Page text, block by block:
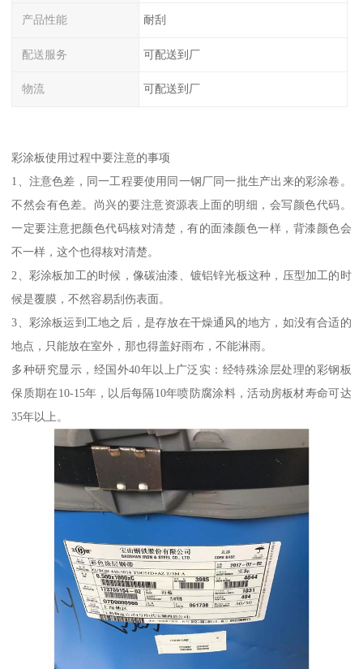
产品性能 耐刮
配送服务 可配送到厂
物流 可配送到厂
彩涂板使用过程中要注意的事项
1、注意色差，同一工程要使用同一钢厂同一批生产出来的彩涂卷。
不然会有色差。尚兴的要注意资源表上面的明细，会写颜色代码。
一定要注意把颜色代码核对清楚，有的面漆颜色一样，背漆颜色会
不一样，这个也得核对清楚。
2、彩涂板加工的时候，像碳油漆、镀铝锌光板这种，压型加工的时
候是覆膜，不然容易刮伤表面。
3、彩涂板运到工地之后，是存放在干燥通风的地方，如没有合适的
地点，只能放在室外，那也得盖好雨布，不能淋雨。
多种研究显示，经国外40年以上广泛实：经特殊涂层处理的彩钢板
保质期在10-15年，以后每隔10年喷防腐涂料，活动房板材寿命可达
35年以上。